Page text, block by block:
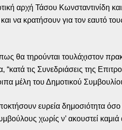
αρχή Τάσου Κωνσταντινίδη
να κρατήσουν για τον εαυτό
θα τηρούνται τουλάχιστον
“κατά τις Συνεδριάσεις της
μέλη του Δημοτικού
ευρεία δημοσιότητα
χωρίς ν’ ακουστεί